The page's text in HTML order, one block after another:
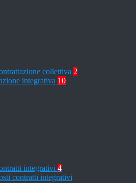
collettiva 2
integrativa 10
integrativi 4
contratti integrativi